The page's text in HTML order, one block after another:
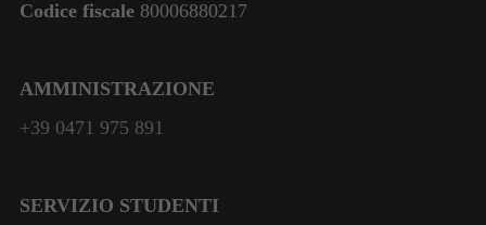
Codice fiscale 80006880217
AMMINISTRAZIONE
+39 0471 975 891
SERVIZIO STUDENTI